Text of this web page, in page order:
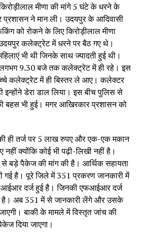
मीणा की मांगे 5 घंटे के धरने के
ने मान ली। उदयपुर के आदिवासी
को रोकने के लिए किरोड़ीलाल मीणा
कलेक्ट्रेट में धरने पर बैठ गए थे।
भी थी जिनके साथ ज्यादती हुई थी।
9.30 बजे तक कलेक्ट्रेट में ही रहे। इस
कलेक्ट्रेट में ही बिस्तर ले आए। कलेक्टर
इन्होंने डेरा डाल लिया। इस बीच पुलिस से
बहस भी हुई। मगर आखिरकार प्रशासन को
ही तर्ज पर 5 लाख रुपए और एक-एक मकान
नहीं क्योंकि कोई भी पढ़ी-लिखी नहीं है।
से बड़े पैकेज की मांग की है। आर्थिक सहायता
गई है। पूरे जिले में 351 प्रकरण जानकारी में
दर्ज हुई है। जिनकी एफआईआर दर्ज
है। अब 351 में से जानकारी लेंगे और उसके
बाकी के मामले में विस्तृत जांच की
दिया जाएगा।